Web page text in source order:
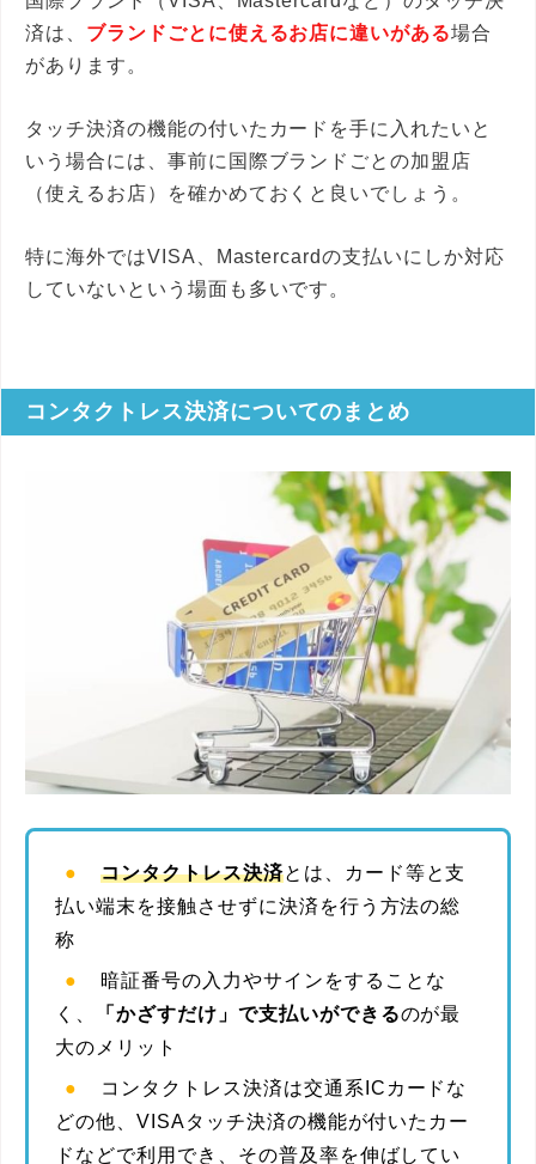
済は、 ブランドごとに使えるお店に違いがある場合
があります。
タッチ決済の機能の付いたカードを手に入れたいと
いう場合には、事前に国際ブランドごとの加盟店
（使えるお店）を確かめておくと良いでしょう。
特に海外ではVISA、Mastercardの支払いにしか対応
していないという場面も多いです。
コンタクトレス決済についてのまとめ
コンタクトレス決済とは、カード等と支
払い端末を接触させずに決済を行う方法の総
称
暗証番号の入力やサインをすることな
く、
「かざすだけ」で支払いができるのが最
大のメリット
コンタクトレス決済は交通系ICカードな
どの他、VISAタッチ決済の機能が付いたカー
ドなどで利用でき、その普及率を伸ばしてい